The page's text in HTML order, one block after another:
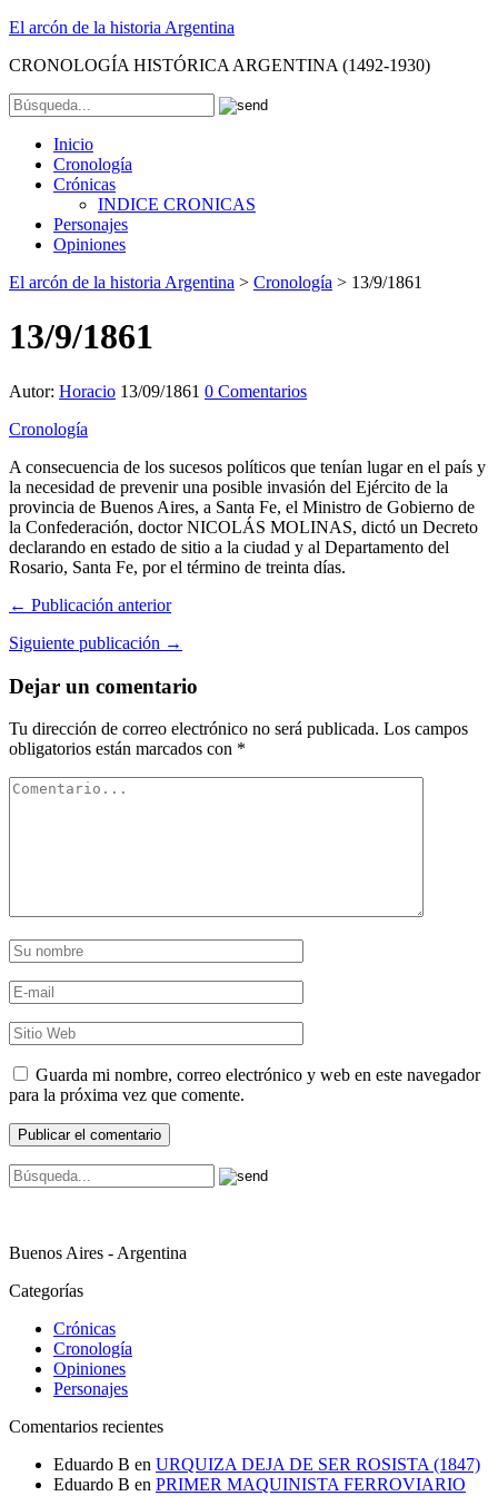
El arcón de la historia Argentina
CRONOLOGÍA HISTÓRICA ARGENTINA (1492-1930)
Inicio
Cronología
Crónicas
INDICE CRONICAS
Personajes
Opiniones
El arcón de la historia Argentina > Cronología > 13/9/1861
13/9/1861
Autor: Horacio 13/09/1861 0 Comentarios
Cronología
A consecuencia de los sucesos políticos que tenían lugar en el país y
la necesidad de prevenir una posible invasión del Ejército de la
provincia de Buenos Aires, a Santa Fe, el Ministro de Gobierno de
la Confederación, doctor NICOLÁS MOLINAS, dictó un Decreto
declarando en estado de sitio a la ciudad y al Departamento del
Rosario, Santa Fe, por el término de treinta días.
← Publicación anterior
Siguiente publicación →
Dejar un comentario
Tu dirección de correo electrónico no será publicada. Los campos
obligatorios están marcados con *
Guarda mi nombre, correo electrónico y web en este navegador
para la próxima vez que comente.
Buenos Aires - Argentina
Categorías
Crónicas
Cronología
Opiniones
Personajes
Comentarios recientes
Eduardo B en URQUIZA DEJA DE SER ROSISTA (1847)
Eduardo B en PRIMER MAQUINISTA FERROVIARIO